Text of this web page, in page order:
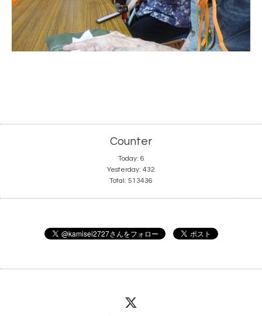
Counter
Today: 6
Yesterday: 432
Total: 513436